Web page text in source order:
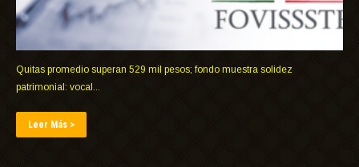
Quitas promedio superan 529 mil pesos; fondo muestra solidez
patrimonial: vocal...
Leer Más >